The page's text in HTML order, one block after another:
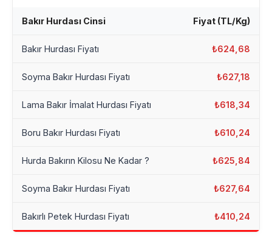
Bakır Hurdası Cinsi Fiyat (TL/Kg)
Bakır Hurdası Fiyatı ₺624,68
Soyma Bakır Hurdası Fiyatı ₺627,18
Lama Bakır İmalat Hurdası Fiyatı ₺618,34
Boru Bakır Hurdası Fiyatı ₺610,24
Hurda Bakırın Kilosu Ne Kadar ? ₺625,84
Soyma Bakır Hurdası Fiyatı ₺627,64
Bakırlı Petek Hurdası Fiyatı ₺410,24